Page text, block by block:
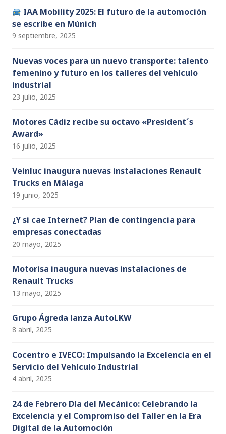
IAA Mobility 2025: El futuro de la automoción
se escribe en Múnich
9 septiembre, 2025
Nuevas voces para un nuevo transporte: talento
femenino y futuro en los talleres del vehículo
industrial
23 julio, 2025
Motores Cádiz recibe su octavo «President´s
Award»
16 julio, 2025
Veinluc inaugura nuevas instalaciones Renault
Trucks en Málaga
19 junio, 2025
¿Y si cae Internet? Plan de contingencia para
empresas conectadas
20 mayo, 2025
Motorisa inaugura nuevas instalaciones de
Renault Trucks
13 mayo, 2025
Grupo Ágreda lanza AutoLKW
8 abril, 2025
Cocentro e IVECO: Impulsando la Excelencia en el
Servicio del Vehículo Industrial
4 abril, 2025
24 de Febrero Día del Mecánico: Celebrando la
Excelencia y el Compromiso del Taller en la Era
Digital de la Automoción